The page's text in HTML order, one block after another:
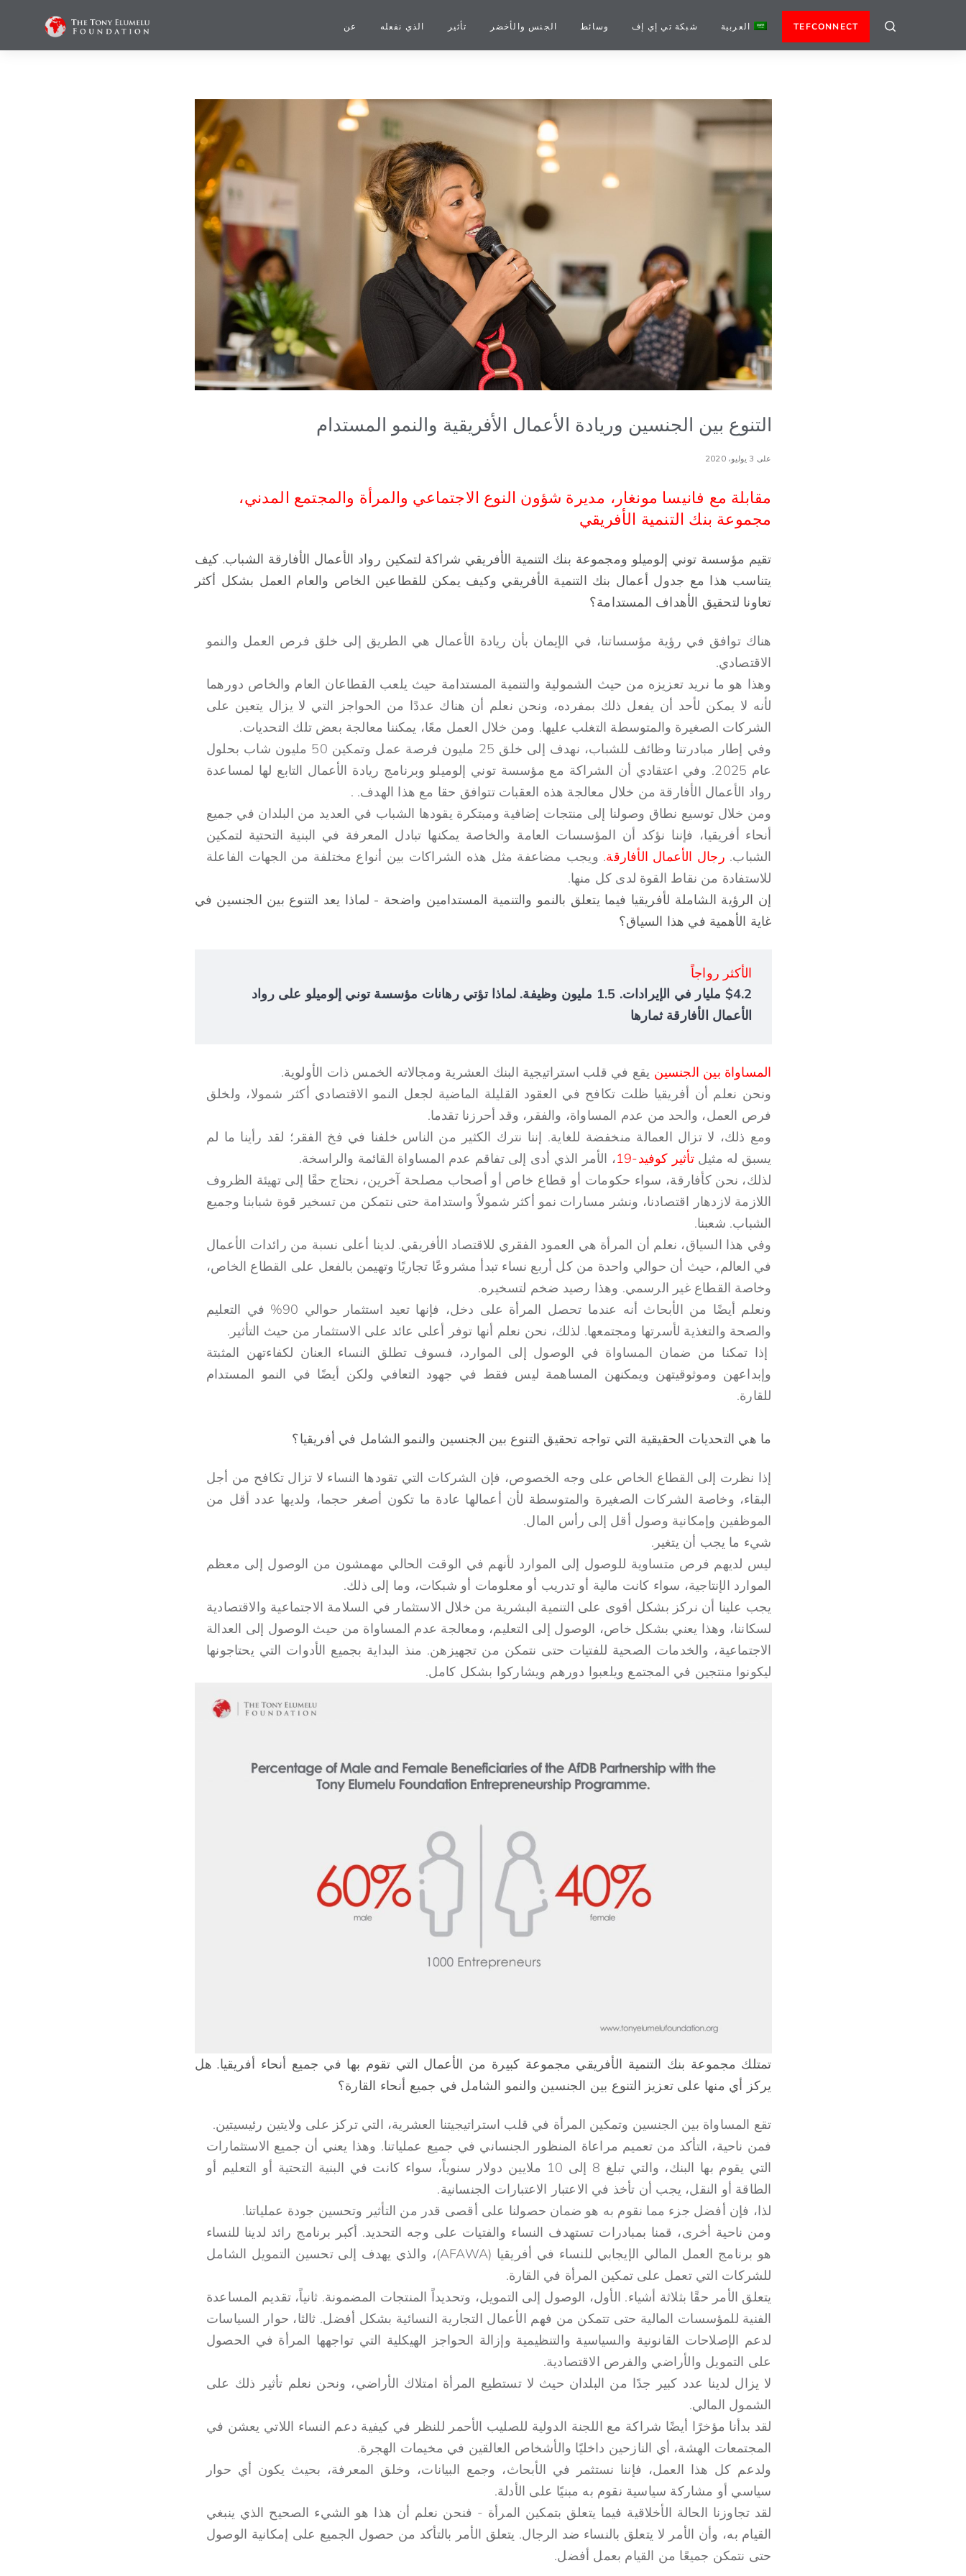
عن الذي نفعله تأثير الجنس والأخضر وسائط شبكة تي إي إف العربية TEFCONNECT
التنوع بين الجنسين وريادة الأعمال الأفريقية والنمو المستدام
على 3 يوليو، 2020
مقابلة مع فانيسا مونغار، مديرة شؤون النوع الاجتماعي والمرأة والمجتمع المدني،
مجموعة بنك التنمية الأفريقي
تقيم مؤسسة توني إلوميلو ومجموعة بنك التنمية الأفريقي شراكة لتمكين رواد الأعمال الأفارقة الشباب. كيف
يتناسب هذا مع جدول أعمال بنك التنمية الأفريقي وكيف يمكن للقطاعين الخاص والعام العمل بشكل أكثر
تعاونا لتحقيق الأهداف المستدامة؟
هناك توافق في رؤية مؤسساتنا، في الإيمان بأن ريادة الأعمال هي الطريق إلى خلق فرص العمل والنمو
الاقتصادي.
وهذا هو ما نريد تعزيزه من حيث الشمولية والتنمية المستدامة حيث يلعب القطاعان العام والخاص دورهما
لأنه لا يمكن لأحد أن يفعل ذلك بمفرده، ونحن نعلم أن هناك عددًا من الحواجز التي لا يزال يتعين على
الشركات الصغيرة والمتوسطة التغلب عليها. ومن خلال العمل معًا، يمكننا معالجة بعض تلك التحديات.
وفي إطار مبادرتنا وظائف للشباب، نهدف إلى خلق 25 مليون فرصة عمل وتمكين 50 مليون شاب بحلول
عام 2025. وفي اعتقادي أن الشراكة مع مؤسسة توني إلوميلو وبرنامج ريادة الأعمال التابع لها لمساعدة
رواد الأعمال الأفارقة من خلال معالجة هذه العقبات تتوافق حقا مع هذا الهدف. .
ومن خلال توسيع نطاق وصولنا إلى منتجات إضافية ومبتكرة يقودها الشباب في العديد من البلدان في جميع
أنحاء أفريقيا، فإننا نؤكد أن المؤسسات العامة والخاصة يمكنها تبادل المعرفة في البنية التحتية لتمكين
الشباب. رجال الأعمال الأفارقة. ويجب مضاعفة مثل هذه الشراكات بين أنواع مختلفة من الجهات الفاعلة
للاستفادة من نقاط القوة لدى كل منها.
إن الرؤية الشاملة لأفريقيا فيما يتعلق بالنمو والتنمية المستدامين واضحة - لماذا يعد التنوع بين الجنسين في
غاية الأهمية في هذا السياق؟
الأكثر رواجاً
$4.2 مليار في الإيرادات. 1.5 مليون وظيفة. لماذا تؤتي رهانات مؤسسة توني إلوميلو على رواد
الأعمال الأفارقة ثمارها
المساواة بين الجنسين يقع في قلب استراتيجية البنك العشرية ومجالاته الخمس ذات الأولوية.
ونحن نعلم أن أفريقيا ظلت تكافح في العقود القليلة الماضية لجعل النمو الاقتصادي أكثر شمولا، ولخلق
فرص العمل، والحد من عدم المساواة، والفقر، وقد أحرزنا تقدما.
ومع ذلك، لا تزال العمالة منخفضة للغاية. إننا نترك الكثير من الناس خلفنا في فخ الفقر؛ لقد رأينا ما لم
يسبق له مثيلتأثير كوفيد-19
، الأمر الذي أدى إلى تفاقم عدم المساواة القائمة والراسخة.
لذلك، نحن كأفارقة، سواء حكومات أو قطاع خاص أو أصحاب مصلحة آخرين، نحتاج حقًا إلى تهيئة الظروف
اللازمة لازدهار اقتصادنا، ونشر مسارات نمو أكثر شمولاً واستدامة حتى نتمكن من تسخير قوة شبابنا وجميع
الشباب. شعبنا.
وفي هذا السياق، نعلم أن المرأة هي العمود الفقري للاقتصاد الأفريقي. لدينا أعلى نسبة من رائدات الأعمال
في العالم، حيث أن حوالي واحدة من كل أربع نساء تبدأ مشروعًا تجاريًا وتهيمن بالفعل على القطاع الخاص،
وخاصة القطاع غير الرسمي. وهذا رصيد ضخم لتسخيره.
ونعلم أيضًا من الأبحاث أنه عندما تحصل المرأة على دخل، فإنها تعيد استثمار حوالي 90% في التعليم
والصحة والتغذية لأسرتها ومجتمعها. لذلك، نحن نعلم أنها توفر أعلى عائد على الاستثمار من حيث التأثير.
إذا تمكنا من ضمان المساواة في الوصول إلى الموارد، فسوف تطلق النساء العنان لكفاءتهن المثبتة
وإبداعهن وموثوقيتهن ويمكنهن المساهمة ليس فقط في جهود التعافي ولكن أيضًا في النمو المستدام
للقارة.
ما هي التحديات الحقيقية التي تواجه تحقيق التنوع بين الجنسين والنمو الشامل في أفريقيا؟
إذا نظرت إلى القطاع الخاص على وجه الخصوص، فإن الشركات التي تقودها النساء لا تزال تكافح من أجل
البقاء، وخاصة الشركات الصغيرة والمتوسطة لأن أعمالها عادة ما تكون أصغر حجما، ولديها عدد أقل من
الموظفين وإمكانية وصول أقل إلى رأس المال.
شيء ما يجب أن يتغير.
ليس لديهم فرص متساوية للوصول إلى الموارد لأنهم في الوقت الحالي مهمشون من الوصول إلى معظم
الموارد الإنتاجية، سواء كانت مالية أو تدريب أو معلومات أو شبكات، وما إلى ذلك.
يجب علينا أن نركز بشكل أقوى على التنمية البشرية من خلال الاستثمار في السلامة الاجتماعية والاقتصادية
لسكاننا، وهذا يعني بشكل خاص، الوصول إلى التعليم، ومعالجة عدم المساواة من حيث الوصول إلى العدالة
الاجتماعية، والخدمات الصحية للفتيات حتى نتمكن من تجهيزهن. منذ البداية بجميع الأدوات التي يحتاجونها
ليكونوا منتجين في المجتمع ويلعبوا دورهم ويشاركوا بشكل كامل.
تمتلك مجموعة بنك التنمية الأفريقي مجموعة كبيرة من الأعمال التي تقوم بها في جميع أنحاء أفريقيا. هل
يركز أي منها على تعزيز التنوع بين الجنسين والنمو الشامل في جميع أنحاء القارة؟
تقع المساواة بين الجنسين وتمكين المرأة في قلب استراتيجيتنا العشرية، التي تركز على ولايتين رئيسيتين.
فمن ناحية، التأكد من تعميم مراعاة المنظور الجنساني في جميع عملياتنا. وهذا يعني أن جميع الاستثمارات
التي يقوم بها البنك، والتي تبلغ 8 إلى 10 ملايين دولار سنوياً، سواء كانت في البنية التحتية أو التعليم أو
الطاقة أو النقل، يجب أن تأخذ في الاعتبار الاعتبارات الجنسانية.
لذا، فإن أفضل جزء مما نقوم به هو ضمان حصولنا على أقصى قدر من التأثير وتحسين جودة عملياتنا.
ومن ناحية أخرى، قمنا بمبادرات تستهدف النساء والفتيات على وجه التحديد. أكبر برنامج رائد لدينا للنساء
هو برنامج العمل المالي الإيجابي للنساء في أفريقيا (AFAWA)، والذي يهدف إلى تحسين التمويل الشامل
للشركات التي تعمل على تمكين المرأة في القارة.
يتعلق الأمر حقًا بثلاثة أشياء. الأول، الوصول إلى التمويل، وتحديداً المنتجات المضمونة. ثانياً، تقديم المساعدة
الفنية للمؤسسات المالية حتى تتمكن من فهم الأعمال التجارية النسائية بشكل أفضل. ثالثا، حوار السياسات
لدعم الإصلاحات القانونية والسياسية والتنظيمية وإزالة الحواجز الهيكلية التي تواجهها المرأة في الحصول
على التمويل والأراضي والفرص الاقتصادية.
لا يزال لدينا عدد كبير جدًا من البلدان حيث لا تستطيع المرأة امتلاك الأراضي، ونحن نعلم تأثير ذلك على
الشمول المالي.
لقد بدأنا مؤخرًا أيضًا شراكة مع اللجنة الدولية للصليب الأحمر للنظر في كيفية دعم النساء اللاتي يعشن في
المجتمعات الهشة، أي النازحين داخليًا والأشخاص العالقين في مخيمات الهجرة.
ولدعم كل هذا العمل، فإننا نستثمر في الأبحاث، وجمع البيانات، وخلق المعرفة، بحيث يكون أي حوار
سياسي أو مشاركة سياسية نقوم به مبنيًا على الأدلة.
لقد تجاوزنا الحالة الأخلاقية فيما يتعلق بتمكين المرأة - فنحن نعلم أن هذا هو الشيء الصحيح الذي ينبغي
القيام به، وأن الأمر لا يتعلق بالنساء ضد الرجال. يتعلق الأمر بالتأكد من حصول الجميع على إمكانية الوصول
حتى نتمكن جميعًا من القيام بعمل أفضل.